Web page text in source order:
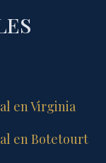
en Virginia
en Botetourt